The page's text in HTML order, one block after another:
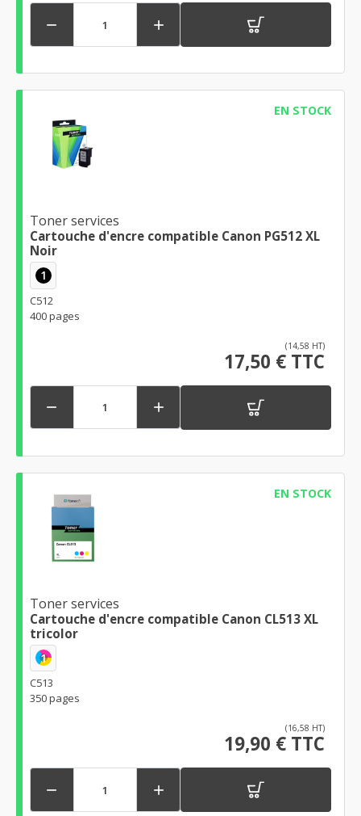
 
EN STOCK
Toner services
Cartouche d'encre compatible Canon PG512 XL
Noir
1
C512
400 pages
(14,58 HT)
17,50 € TTC
 
EN STOCK
Toner services
Cartouche d'encre compatible Canon CL513 XL
tricolor
1
C513
350 pages
(16,58 HT)
19,90 € TTC
 